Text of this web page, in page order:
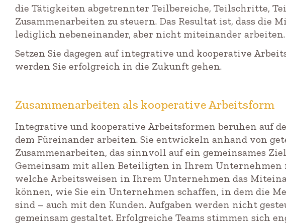
die Tätigkeiten abgetrennter Teilbereiche, Teilschritte,
Zusammenarbeiten zu steuern. Das Resultat ist, dass die
lediglich nebeneinander, aber nicht miteinander arbeiten.
Setzen Sie dagegen auf integrative und kooperative
werden Sie erfolgreich in die Zukunft gehen.
Zusammenarbeiten als kooperative Arbeitsform
Integrative und kooperative Arbeitsformen beruhen auf
dem Füreinander arbeiten. Sie entwickeln anhand von
Zusammenarbeiten, das sinnvoll auf ein gemeinsames
Gemeinsam mit allen Beteiligten in Ihrem Unternehmen
welche Arbeitsweisen in Ihrem Unternehmen das
können, wie Sie ein Unternehmen schaffen, in dem die
sind – auch mit den Kunden. Aufgaben werden nicht
gemeinsam gestaltet. Erfolgreiche Teams stimmen sich